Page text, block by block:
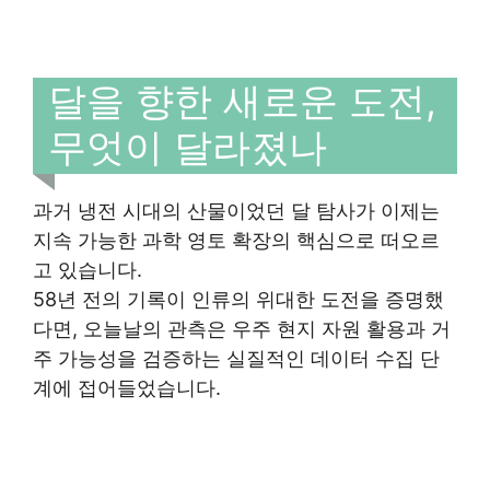
달을 향한 새로운 도전,
무엇이 달라졌나
과거 냉전 시대의 산물이었던 달 탐사가 이제는
지속 가능한 과학 영토 확장의 핵심으로 떠오르
고 있습니다.
58년 전의 기록이 인류의 위대한 도전을 증명했
다면, 오늘날의 관측은 우주 현지 자원 활용과 거
주 가능성을 검증하는 실질적인 데이터 수집 단
계에 접어들었습니다.